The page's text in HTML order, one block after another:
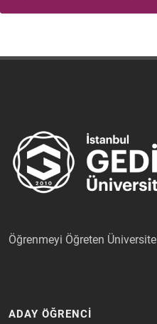
Öğrenmeyi Öğreten Üniversite
ADAY ÖĞRENCİ